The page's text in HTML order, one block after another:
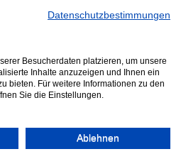
Datenschutzbestimmungen
Besucherdaten platzieren, um unsere
Inhalte anzuzeigen und Ihnen ein
bieten. Für weitere Informationen zu den
Sie die Einstellungen.
Ablehnen